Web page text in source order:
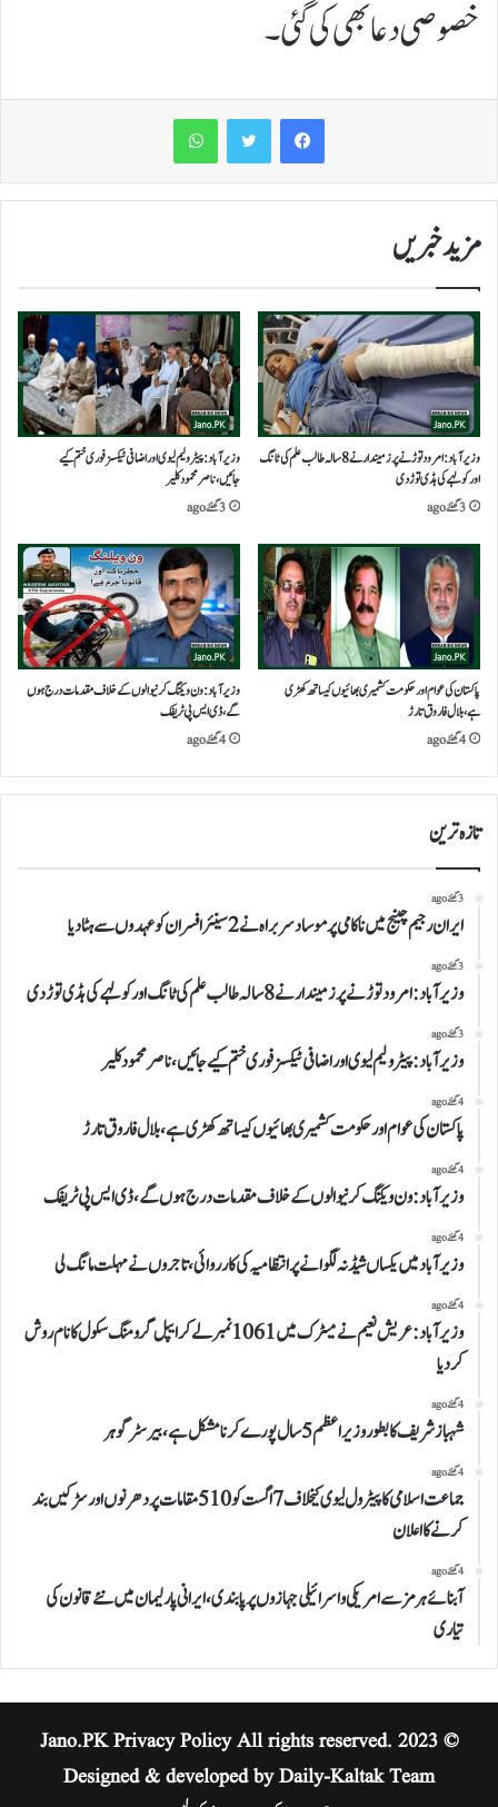
خصوصی دعا بھی کی گئی۔
WhatsApp
مزید خبریں
وزیرآباد:امرود توڑنے پر زمیندار نے 8 سالہ طالب علم کی ٹانگ
اور کولہے کی ہڈی توڑ دی
3 گھنٹے ago
وزیرآباد:پیٹرولیم لیوی اوراضافی ٹیکسز فوری ختم کیے
جائیں،ناصر محمود کلیر
3 گھنٹے ago
پاکستان کی عوام اور حکومت کشمیری بھائیوں کیساتھ کھڑی
ہے،بلال فاروق تارڑ
4 گھنٹے ago
وزیرآباد:ون ویلنگ کرنیوالوں کے خلاف مقدمات درج ہوں
گے،ڈی ایس پی ٹریفک
4 گھنٹے ago
تازہ ترین
3 گھنٹے ago
ایران رجیم چینج میں ناکامی پر موساد سربراہ نے 2 سینئر افسران کو عہدوں سے ہٹا دیا
3 گھنٹے ago
وزیرآباد:امرود توڑنے پر زمیندار نے 8 سالہ طالب علم کی ٹانگ اور کولہے کی ہڈی توڑ دی
3 گھنٹے ago
وزیرآباد:پیٹرولیم لیوی اوراضافی ٹیکسز فوری ختم کیے جائیں،ناصر محمود کلیر
4 گھنٹے ago
پاکستان کی عوام اور حکومت کشمیری بھائیوں کیساتھ کھڑی ہے،بلال فاروق تارڑ
4 گھنٹے ago
وزیرآباد:ون ویلنگ کرنیوالوں کے خلاف مقدمات درج ہوں گے،ڈی ایس پی ٹریفک
4 گھنٹے ago
وزیرآباد میں یکساں شیڈ نہ لگوانے پر انتظامیہ کی کارروائی،تاجروں نے مہلت مانگ لی
4 گھنٹے ago
وزیرآباد:عریش نعیم نے میٹرک میں 1061نمبرلے کر ایپل گرومنگ سکول کا نام روش
کردیا
4 گھنٹے ago
شہباز شریف کا بطور وزیراعظم 5 سال پورے کرنا مشکل ہے،بیرسٹر گوہر
4 گھنٹے ago
جماعت اسلامی کا پیٹرول لیوی کیخلاف 7 اگست کو 510 مقامات پر دھرنوں اور سڑکیں بند
کرنے کا اعلان
4 گھنٹے ago
آبنائے ہرمز سے امریکی و اسرائیلی جہازوں پر پابندی،ایرانی پارلیمان میں نئے قانون کی
تیاری
© 2023 Jano.PK
Privacy PolicyAll rights reserved.
Designed & developed by Daily-Kaltak Team